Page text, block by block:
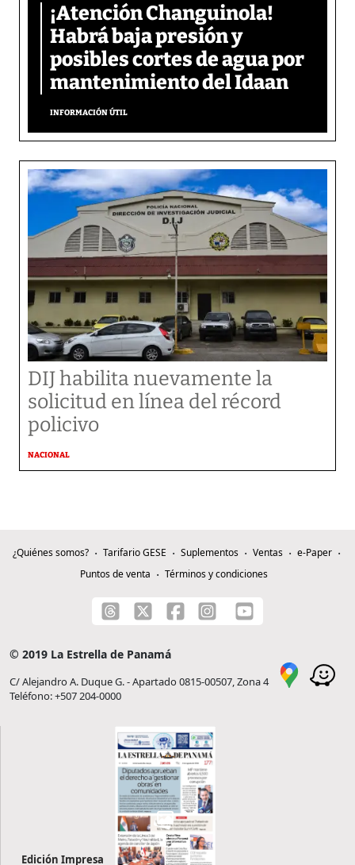
¡Atención Changuinola!
Habrá baja presión y
posibles cortes de agua por
mantenimiento del Idaan
INFORMACIÓN ÚTIL
DIJ habilita nuevamente la
solicitud en línea del récord
policivo
NACIONAL
¿Quiénes somos? Tarifario GESE Suplementos Ventas
e-Paper
Puntos de venta
Términos y condiciones
© 2019 La Estrella de Panamá
C/ Alejandro A. Duque G. - Apartado 0815-00507, Zona 4
Teléfono: +507 204-0000
Edición Impresa